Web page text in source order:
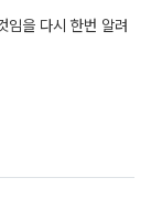
임을 다시 한번 알려